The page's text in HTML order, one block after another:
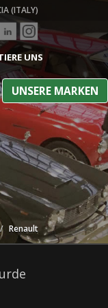
(ITALY)
UNSERE MARKEN
UNS
Renault